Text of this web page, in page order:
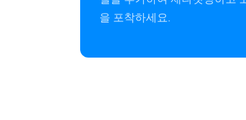
을 포착하세요.